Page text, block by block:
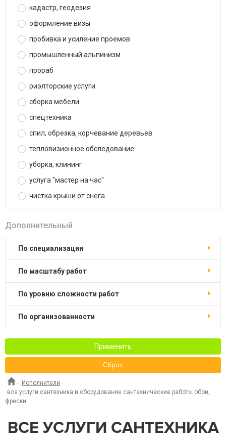
кадастр, геодезия
оформление визы
пробивка и усиление проемов
промышленный альпинизм
прораб
риэлторские услуги
сборка мебели
спецтехника
спил, обрезка, корчевание деревьев
тепловизионное обследование
уборка, клининг
услуга "мастер на час"
чистка крыши от снега
Дополнительный
по специализации
по масштабу работ
по уровню сложности работ
по организованности
Применить
Сброс
- Исполнители -
все услуги сантехника и оборудование сантехнические работы обои,
фрески
ВСЕ УСЛУГИ САНТЕХНИКА